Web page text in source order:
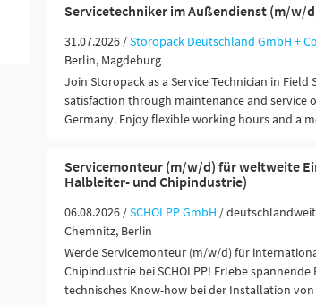
Servicetechniker im Außendienst (m/w/
31.07.2026 /Storopack Deutschland GmbH +
Berlin, Magdeburg
Join Storopack as a Service Technician in Field
satisfaction through maintenance and service
Germany. Enjoy flexible working hours and a
Servicemonteur (m/w/d) für weltweite
Halbleiter- und Chipindustrie)
06.08.2026 /SCHOLPP GmbH / deutschlandweit
Chemnitz, Berlin
Werde Servicemonteur (m/w/d) für
Chipindustrie bei SCHOLPP! Erlebe
technisches Know-how bei der Installation